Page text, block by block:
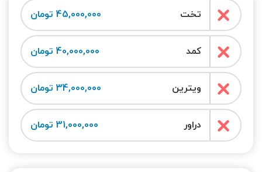
تخت 45,000,000 تومان
کمد 40,000,000 تومان
ویترین 34,000,000 تومان
دراور 31,000,000 تومان